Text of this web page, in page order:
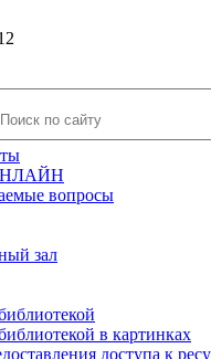
ОНЛАЙН
вопросы
зал
в картинках
доступа к